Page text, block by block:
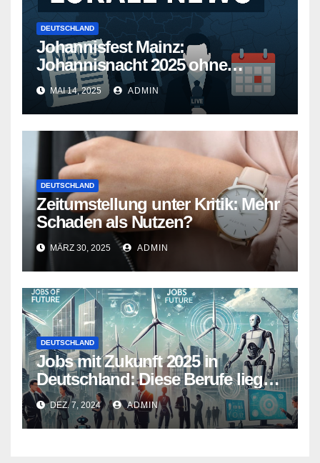
DEUTSCHLAND
Johannisfest Mainz:
Johannisnacht 2025 ohne
Feuerwerk
MAI 14, 2025 ADMIN
DEUTSCHLAND
Zeitumstellung unter Kritik: Mehr
Schaden als Nutzen?
MÄRZ 30, 2025 ADMIN
DEUTSCHLAND
Jobs mit Zukunft 2025 in
Deutschland: Diese Berufe liegen
im Trend
DEZ. 7, 2024 ADMIN